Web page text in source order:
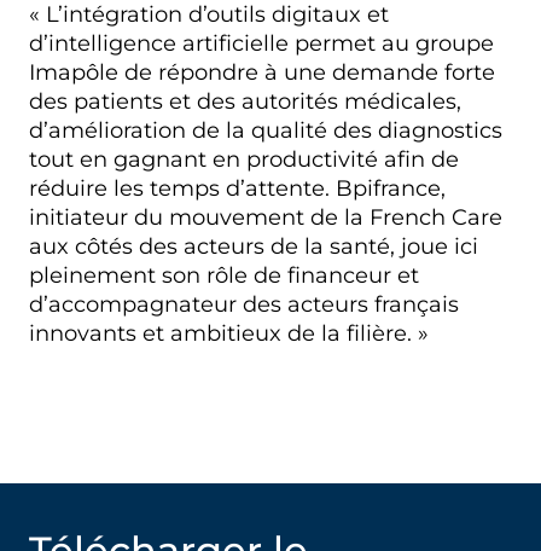
« L’intégration d’outils digitaux et
d’intelligence artificielle permet au groupe
Imapôle de répondre à une demande forte
des patients et des autorités médicales,
d’amélioration de la qualité des diagnostics
tout en gagnant en productivité afin de
réduire les temps d’attente. Bpifrance,
initiateur du mouvement de la French Care
aux côtés des acteurs de la santé, joue ici
pleinement son rôle de financeur et
d’accompagnateur des acteurs français
innovants et ambitieux de la filière. »